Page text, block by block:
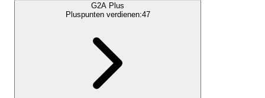
G2A Plus
Pluspunten verdienen:47